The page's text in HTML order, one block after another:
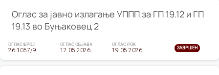
Оглас за јавно излагање УППП за ГП 19.12 и ГП
19.13 во Буњаковец 2
ОГЛАС БРОЈ
26-1057/9
ОГЛАС ОБЈАВА
12.05.2026
ОГЛАС РОК
19.05.2026 ЗАВРШЕН